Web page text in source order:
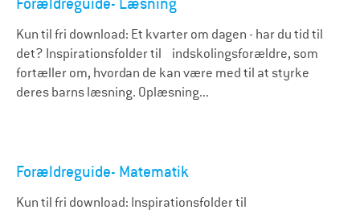
Kun til fri download: Et kvarter om dagen - har du tid til
det? Inspirationsfolder til indskolingsforældre, som
fortæller om, hvordan de kan være med til at styrke
deres barns læsning. Oplæsning...
Forældreguide- Matematik
Kun til fri download: Inspirationsfolder til